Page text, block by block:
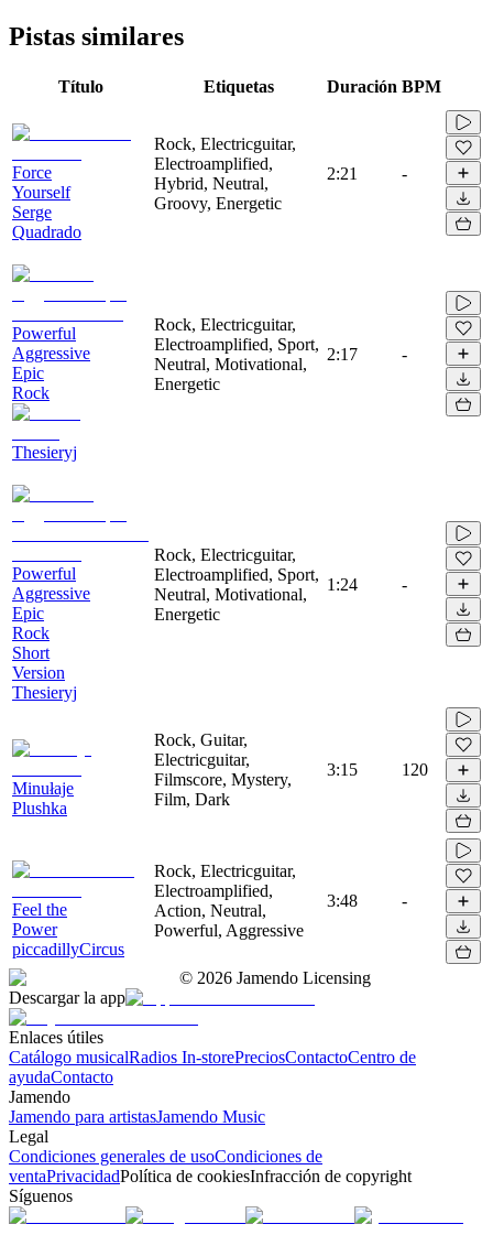
Pistas similares
Título Etiquetas Duración BPM
Force
Yourself
Serge
Quadrado
Rock, Electricguitar,
Electroamplified,
Hybrid, Neutral,
Groovy, Energetic
2:21 -
Powerful
Aggressive
Epic
Rock
Thesieryj
Rock, Electricguitar,
Electroamplified, Sport,
Neutral, Motivational,
Energetic
2:17 -
Powerful
Aggressive
Epic
Rock
Short
Version
Thesieryj
Rock, Electricguitar,
Electroamplified, Sport,
Neutral, Motivational,
Energetic
1:24 -
Minułaje
Plushka
Rock, Guitar,
Electricguitar,
Filmscore, Mystery,
Film, Dark
3:15 120
Feel the
Power
piccadillyCircus
Rock, Electricguitar,
Electroamplified,
Action, Neutral,
Powerful, Aggressive
3:48 -
© 2026 Jamendo Licensing
Descargar la app
Enlaces útiles
Catálogo musicalRadios In-storePreciosContactoCentro de
ayudaContacto
Jamendo
Jamendo para artistasJamendo Music
Legal
Condiciones generales de usoCondiciones de
ventaPrivacidadPolítica de cookiesInfracción de copyright
Síguenos